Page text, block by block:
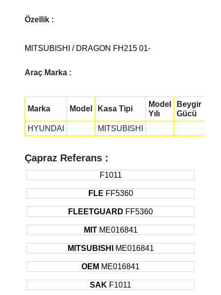
Özellik :
MITSUBISHI / DRAGON FH215 01-
Araç Marka :
Marka Model Kasa Tipi
Model
Yılı
Beygir
Gücü
HYUNDAI
MITSUBISHI
Çapraz Referans :
F1011
FLE FF5360
FLEETGUARD FF5360
MIT ME016841
MITSUBISHI ME016841
OEM ME016841
SAK F1011